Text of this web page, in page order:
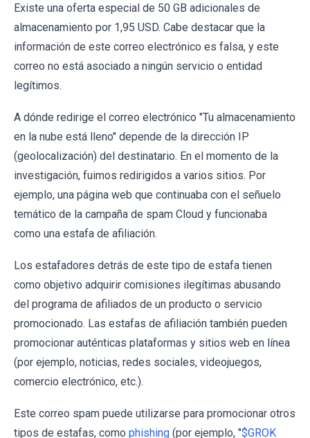
Existe una oferta especial de 50 GB adicionales de
almacenamiento por 1,95 USD. Cabe destacar que la
información de este correo electrónico es falsa, y este
correo no está asociado a ningún servicio o entidad
legítimos.
A dónde redirige el correo electrónico "Tu almacenamiento
en la nube está lleno" depende de la dirección IP
(geolocalización) del destinatario. En el momento de la
investigación, fuimos redirigidos a varios sitios. Por
ejemplo, una página web que continuaba con el señuelo
temático de la campaña de spam Cloud y funcionaba
como una estafa de afiliación.
Los estafadores detrás de este tipo de estafa tienen
como objetivo adquirir comisiones ilegítimas abusando
del programa de afiliados de un producto o servicio
promocionado. Las estafas de afiliación también pueden
promocionar auténticas plataformas y sitios web en línea
(por ejemplo, noticias, redes sociales, videojuegos,
comercio electrónico, etc.).
Este correo spam puede utilizarse para promocionar otros
tipos de estafas, como phishing (por ejemplo, "$GROK